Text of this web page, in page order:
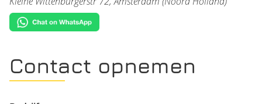
Contact opnemen